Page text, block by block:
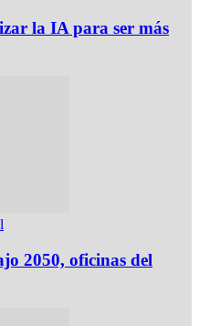
la IA para ser más
2050, oficinas del